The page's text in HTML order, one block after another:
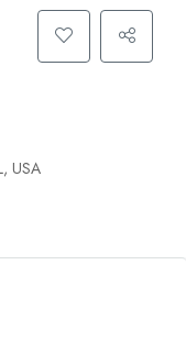
USA